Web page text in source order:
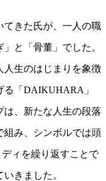
てきた氏が、一人の職
と「骨董」でした。
人生のはじまりを象徴
「DAIKUHARA」
は、新たな人生の段落
組み、シンボルでは頭
ィを繰り返すことで
きました。